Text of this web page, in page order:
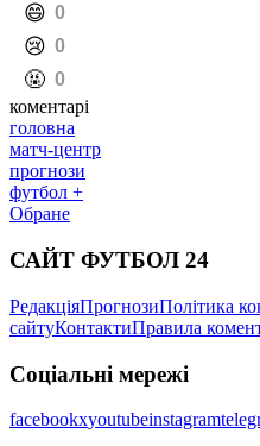
️😄 0
️😢 0
️🤬 0
коментарі
головна
матч-центр
прогнози
футбол +
Обране
САЙТ ФУТБОЛ 24
РедакціяПрогнозиПолітика
сайтуКонтактиПравила
Соціальні мережі
facebookxyoutubeinstagram